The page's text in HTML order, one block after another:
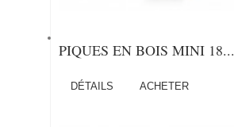
PIQUES EN BOIS MINI 18...
DÉTAILS ACHETER